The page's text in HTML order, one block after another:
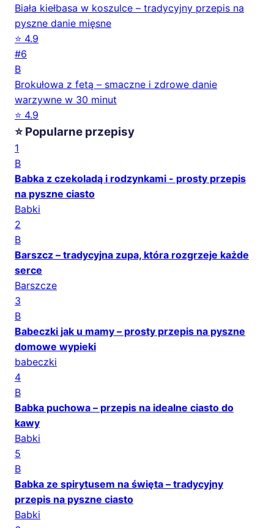
Biała kiełbasa w koszulce – tradycyjny przepis na
pyszne danie mięsne
⭐ 4.9
#6
B
Brokułowa z fetą – smaczne i zdrowe danie
warzywne w 30 minut
⭐ 4.9
⭐ Popularne przepisy
1
B
Babka z czekoladą i rodzynkami - prosty przepis
na pyszne ciasto
Babki
2
B
Barszcz – tradycyjna zupa, która rozgrzeje każde
serce
Barszcze
3
B
Babeczki jak u mamy – prosty przepis na pyszne
domowe wypieki
babeczki
4
B
Babka puchowa – przepis na idealne ciasto do
kawy
Babki
5
B
Babka ze spirytusem na święta – tradycyjny
przepis na pyszne ciasto
Babki